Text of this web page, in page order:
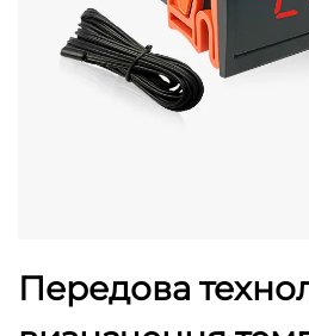
Передова